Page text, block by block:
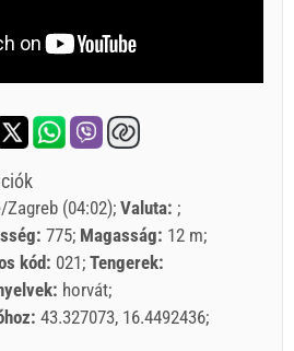
Zagreb (04:02) Valuta:
775 Magasság: 12 m
kód: 021 Tengerek:
horvát
43.327073, 16.4492436